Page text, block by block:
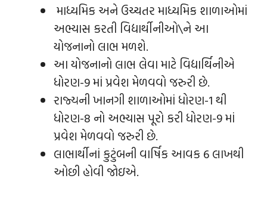
માધ્યમિક અને ઉચ્ચતર માધ્યમિક શાળાઓમાં
અભ્યાસ કરતી વિદ્યાર્થીનીઓ\ને આ
યોજનાનો લાભ મળશે.
આ યોજનાનો લાભ લેવા માટે વિદ્યાર્થિનીએ
ધોરણ-9 માં પ્રવેશ મેળવવો જરુરી છે.
રાજ્યની ખાનગી શાળાઓમાં ધોરણ-1 થી
ધોરણ-8 નો અભ્યાસ પૂરો કરી ધોરણ-9 માં
પ્રવેશ મેળવવો જરુરી છે.
લાભાર્થીનાં કુટુંબની વાર્ષિક આવક 6 લાખથી
ઓછી હોવી જોઇએ.